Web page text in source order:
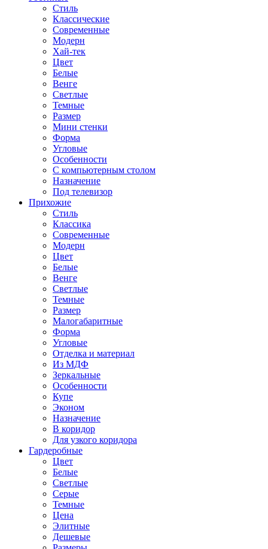
Стиль
Классические
Современные
Модерн
Хай-тек
Цвет
Белые
Венге
Светлые
Темные
Размер
Мини стенки
Форма
Угловые
Особенности
С компьютерным столом
Назначение
Под телевизор
Прихожие
Стиль
Классика
Современные
Модерн
Цвет
Белые
Венге
Светлые
Темные
Размер
Малогабаритные
Форма
Угловые
Отделка и материал
Из МДФ
Зеркальные
Особенности
Купе
Эконом
Назначение
В коридор
Для узкого коридора
Гардеробные
Цвет
Белые
Светлые
Серые
Темные
Цена
Элитные
Дешевые